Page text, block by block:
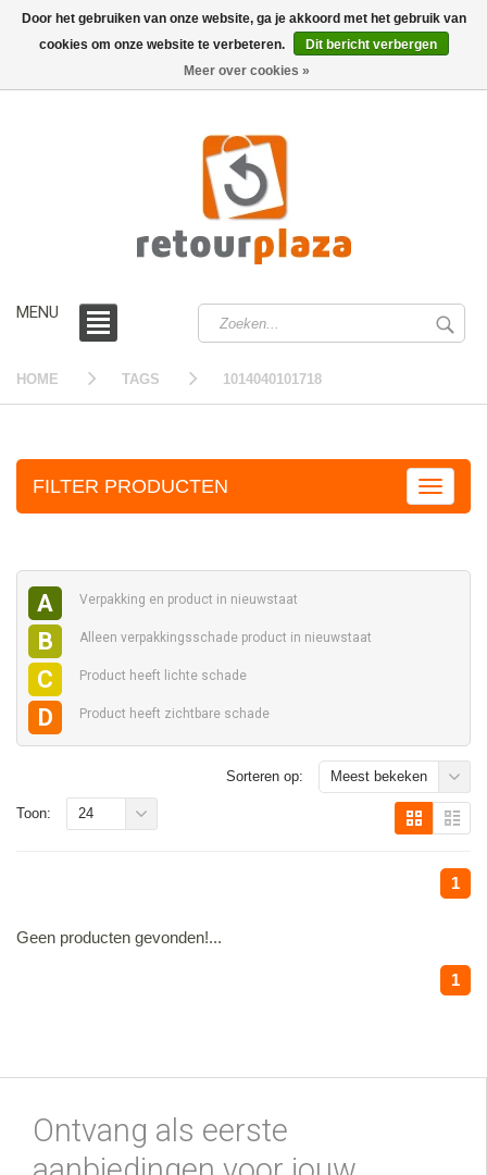
MENU
HOME TAGS 1014040101718
FILTER PRODUCTEN
A Verpakking en product in nieuwstaat
B Alleen verpakkingsschade product in nieuwstaat
C Product heeft lichte schade
D Product heeft zichtbare schade
Sorteren op: Meest bekeken
1
Toon: 24
Geen producten gevonden!...
1
Ontvang als eerste
Door het gebruiken van onze website, ga je akkoord met het gebruik van
cookies om onze website te verbeteren.
Dit bericht verbergen
Meer over cookies »